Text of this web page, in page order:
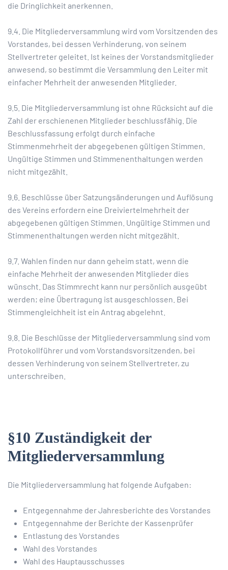
die Dringlichkeit anerkennen.
9.4. Die Mitgliederversammlung wird vom Vorsitzenden des
Vorstandes, bei dessen Verhinderung, von seinem
Stellvertreter geleitet. Ist keines der Vorstandsmitglieder
anwesend, so bestimmt die Versammlung den Leiter mit
einfacher Mehrheit der anwesenden Mitglieder.
9.5. Die Mitgliederversammlung ist ohne Rücksicht auf die
Zahl der erschienenen Mitglieder beschlussfähig. Die
Beschlussfassung erfolgt durch einfache
Stimmenmehrheit der abgegebenen gültigen Stimmen.
Ungültige Stimmen und Stimmenenthaltungen werden
nicht mitgezählt.
9.6. Beschlüsse über Satzungsänderungen und Auflösung
des Vereins erfordern eine Dreiviertelmehrheit der
abgegebenen gültigen Stimmen. Ungültige Stimmen und
Stimmenenthaltungen werden nicht mitgezählt.
9.7. Wahlen finden nur dann geheim statt, wenn die
einfache Mehrheit der anwesenden Mitglieder dies
wünscht. Das Stimmrecht kann nur persönlich ausgeübt
werden; eine Übertragung ist ausgeschlossen. Bei
Stimmengleichheit ist ein Antrag abgelehnt.
9.8. Die Beschlüsse der Mitgliederversammlung sind vom
Protokollführer und vom Vorstandsvorsitzenden, bei
dessen Verhinderung von seinem Stellvertreter, zu
unterschreiben.
§10 Zuständigkeit der
Mitgliederversammlung
Die Mitgliederversammlung hat folgende Aufgaben:
Entgegennahme der Jahresberichte des Vorstandes
Entgegennahme der Berichte der Kassenprüfer
Entlastung des Vorstandes
Wahl des Vorstandes
Wahl des Hauptausschusses